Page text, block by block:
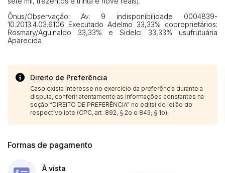
Ônus/Observação: Av. 9 indisponibilidade 0004839-
10.2013.4.03.6106 Executado Adelmo 33,33% coproprietários:
Rosmary/Aguinaldo 33,33% e Sidelci 33,33% usufrutuária
Aparecida
Direito de Preferência
Caso exista interesse no exercício da preferência durante a
disputa, conferir atentamente as informações constantes na
seção “DIREITO DE PREFERÊNCIA” no edital do leilão do
respectivo lote (CPC, art. 892, § 2o e 843, § 1o).
Formas de pagamento
À vista